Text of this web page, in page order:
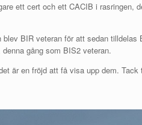
ett cert och ett CACIB i rasringen,
BIR veteran för att sedan tilldelas
gång som BIS2 veteran.
är en fröjd att få visa upp dem. Tack